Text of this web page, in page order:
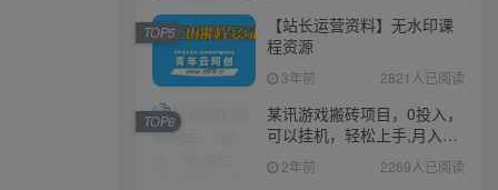
【站长运营资料】无水印课
程资源
3年前 2821人已阅读
TOP5
某讯游戏搬砖项目，0投入，
可以挂机，轻松上手,月入
3000+上不封顶
2年前 2269人已阅读
TOP6